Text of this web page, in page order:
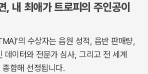
, 내 최애가 트로피의 주인공이
의 수상자는 음원 성적, 음반 판매량,
데이터와 전문가 심사, 그리고 전 세계
합해 선정됩니다.